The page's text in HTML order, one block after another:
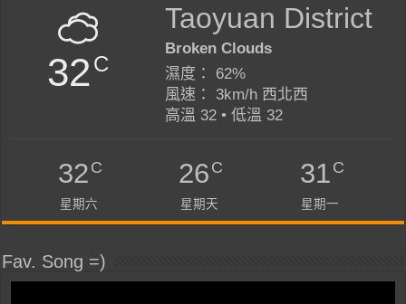
32C
Taoyuan District
Broken Clouds
濕度： 62%
風速： 3km/h 西北西
高溫 32 • 低溫 32
32C
星期六
26C
星期天
31C
星期一
Fav. Song =)